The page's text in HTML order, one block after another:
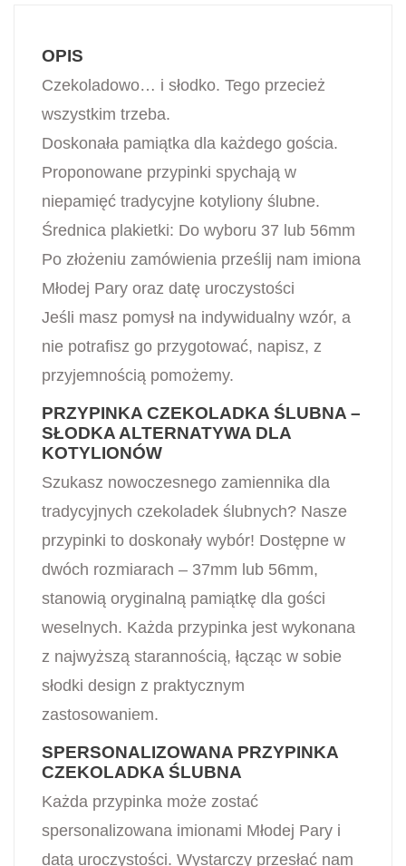
OPIS
Czekoladowo… i słodko. Tego przecież
wszystkim trzeba.
Doskonała pamiątka dla każdego gościa.
Proponowane przypinki spychają w
niepamięć tradycyjne kotyliony ślubne.
Średnica plakietki: Do wyboru 37 lub 56mm
Po złożeniu zamówienia prześlij nam imiona
Młodej Pary oraz datę uroczystości
Jeśli masz pomysł na indywidualny wzór, a
nie potrafisz go przygotować, napisz, z
przyjemnością pomożemy.
PRZYPINKA CZEKOLADKA ŚLUBNA –
SŁODKA ALTERNATYWA DLA
KOTYLIONÓW
Szukasz nowoczesnego zamiennika dla
tradycyjnych czekoladek ślubnych? Nasze
przypinki to doskonały wybór! Dostępne w
dwóch rozmiarach – 37mm lub 56mm,
stanowią oryginalną pamiątkę dla gości
weselnych. Każda przypinka jest wykonana
z najwyższą starannością, łącząc w sobie
słodki design z praktycznym
zastosowaniem.
SPERSONALIZOWANA PRZYPINKA
CZEKOLADKA ŚLUBNA
Każda przypinka może zostać
spersonalizowana imionami Młodej Pary i
datą uroczystości. Wystarczy przesłać nam